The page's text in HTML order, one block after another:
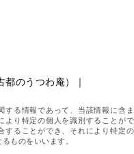
都のうつわ庵）｜
する情報であって、当該情報に含ま
より特定の個人を識別することがで
することができ、それにより特定の
ものをいいます。